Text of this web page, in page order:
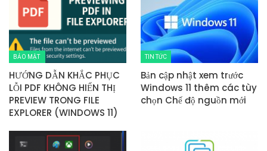
BẢO MẬT
HƯỚNG DẪN KHẮC PHỤC
LỖI PDF KHÔNG HIỂN THỊ
PREVIEW TRONG FILE
EXPLORER (WINDOWS 11)
TIN TỨC
Bản cập nhật xem trước
Windows 11 thêm các tùy
chọn Chế độ nguồn mới